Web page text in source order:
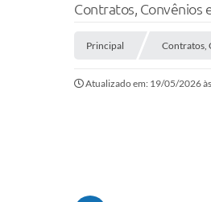
Contratos, Convênios
Principal Contratos,
Atualizado em: 19/05/2026